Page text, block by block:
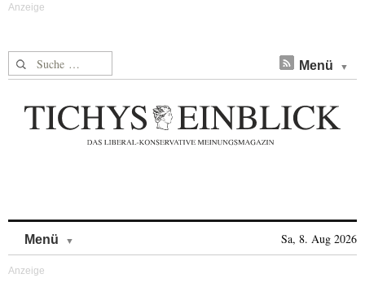
Suche nach: Menü
Menü Sa, 8. Aug 2026